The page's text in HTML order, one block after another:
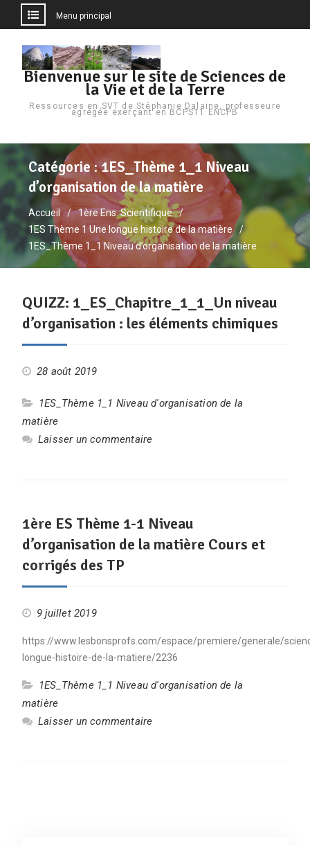
contenu
Menu principal
Bienvenue sur le site de Sciences de
la Vie et de la Terre
Ressources en SVT de Stéphanie Dalaine, professeure
agrégée exerçant en BCPST1 ENCPB
Catégorie :1ES_Thème 1_1 Niveau
d’organisation de la matière
Accueil
1ère Ens. Scientifique
1ES Thème 1 Une longue histoire de la matière
1ES_Thème 1_1 Niveau d’organisation de la matière
QUIZZ: 1_ES_Chapitre_1_1_Un niveau
d’organisation : les éléments chimiques
28 août 2019
1ES_Thème 1_1 Niveau d'organisation de la
matière
Laisser un commentaire
1ère ES Thème 1-1 Niveau
d’organisation de la matière Cours et
corrigés des TP
9 juillet 2019
https://www.lesbonsprofs.com/espace/premiere/generale/
longue-histoire-de-la-matiere/2236
1ES_Thème 1_1 Niveau d'organisation de la
matière
Laisser un commentaire